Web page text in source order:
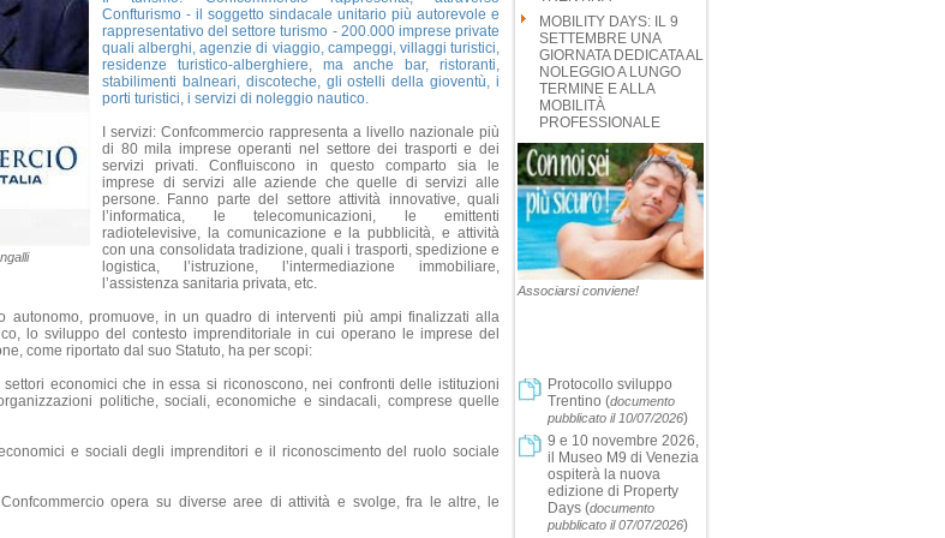
Confturismo - il soggetto sindacale unitario più autorevole e
rappresentativo del settore turismo - 200.000 imprese private
quali alberghi, agenzie di viaggio, campeggi, villaggi turistici,
residenze turistico-alberghiere, ma anche bar, ristoranti,
stabilimenti balneari, discoteche, gli ostelli della gioventù, i
porti turistici, i servizi di noleggio nautico.
I servizi: Confcommercio rappresenta a livello nazionale più
di 80 mila imprese operanti nel settore dei trasporti e dei
servizi privati. Confluiscono in questo comparto sia le
imprese di servizi alle aziende che quelle di servizi alle
persone. Fanno parte del settore attività innovative, quali
l’informatica, le telecomunicazioni, le emittenti
radiotelevisive, la comunicazione e la pubblicità, e attività
con una consolidata tradizione, quali i trasporti, spedizione e
logistica, l’istruzione, l’intermediazione immobiliare,
l’assistenza sanitaria privata, etc.
autonomo, promuove, in un quadro di interventi più ampi finalizzati alla
lo sviluppo del contesto imprenditoriale in cui operano le imprese del
, come riportato dal suo Statuto, ha per scopi:
economici che in essa si riconoscono, nei confronti delle istituzioni
politiche, sociali, economiche e sindacali, comprese quelle
e sociali degli imprenditori e il riconoscimento del ruolo sociale
opera su diverse aree di attività e svolge, fra le altre, le
MOBILITY DAYS: IL 9
SETTEMBRE UNA
GIORNATA DEDICATA AL
NOLEGGIO A LUNGO
TERMINE E ALLA
MOBILITÀ
PROFESSIONALE
Associarsi conviene!
Protocollo sviluppo
Trentino (documento
pubblicato il 10/07/2026)
9 e 10 novembre 2026,
il Museo M9 di Venezia
ospiterà la nuova
edizione di Property
Days (documento
pubblicato il 07/07/2026)